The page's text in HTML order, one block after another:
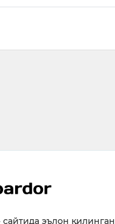
сайтида эълон қилинган